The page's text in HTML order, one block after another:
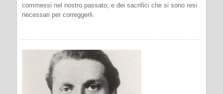
commessi nel nostro passato, e dei sacrifici che si sono resi
necessari per correggerli.